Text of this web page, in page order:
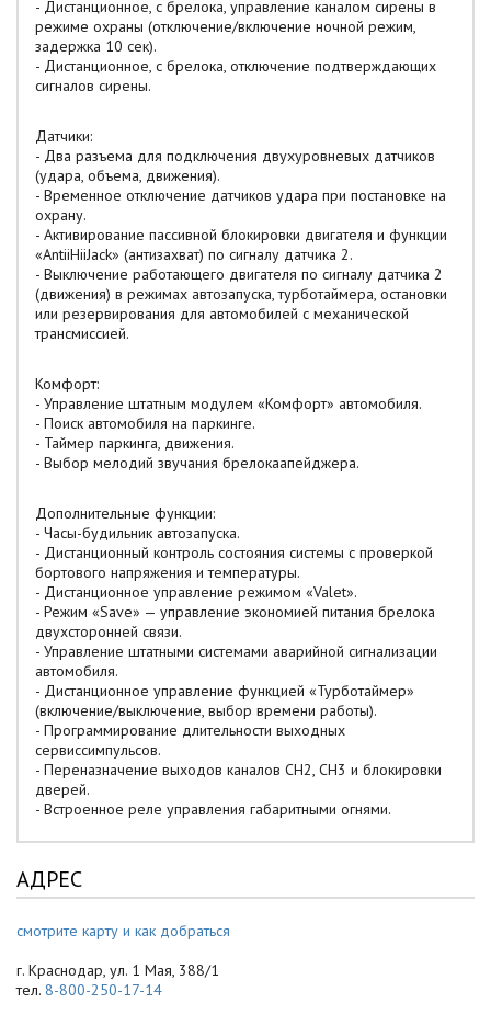
- Дистанционное, с брелока, управление каналом сирены в
режиме охраны (отключение/включение ночной режим,
задержка 10 сек).
- Дистанционное, с брелока, отключение подтверждающих
сигналов сирены.
Датчики:
- Два разъема для подключения двухуровневых датчиков
(удара, объема, движения).
- Временное отключение датчиков удара при постановке на
охрану.
- Активирование пассивной блокировки двигателя и функции
«AntiiHiiJack» (антизахват) по сигналу датчика 2.
- Выключение работающего двигателя по сигналу датчика 2
(движения) в режимах автозапуска, турботаймера, остановки
или резервирования для автомобилей с механической
трансмиссией.
Комфорт:
- Управление штатным модулем «Комфорт» автомобиля.
- Поиск автомобиля на паркинге.
- Таймер паркинга, движения.
- Выбор мелодий звучания брелокаапейджера.
Дополнительные функции:
- Часы-будильник автозапуска.
- Дистанционный контроль состояния системы с проверкой
бортового напряжения и температуры.
- Дистанционное управление режимом «Valet».
- Режим «Save» — управление экономией питания брелока
двухсторонней связи.
- Управление штатными системами аварийной сигнализации
автомобиля.
- Дистанционное управление функцией «Турботаймер»
(включение/выключение, выбор времени работы).
- Программирование длительности выходных
сервиссимпульсов.
- Переназначение выходов каналов СН2, СН3 и блокировки
дверей.
- Встроенное реле управления габаритными огнями.
АДРЕС
смотрите карту и как добраться
г. Краснодар, ул. 1 Мая, 388/1
тел. 8-800-250-17-14